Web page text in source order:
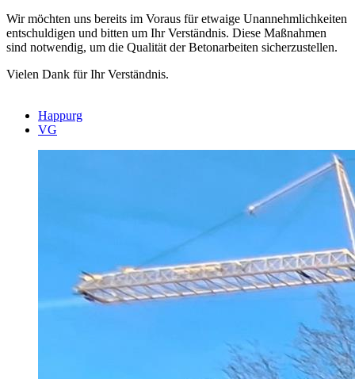
Wir möchten uns bereits im Voraus für etwaige Unannehmlichkeiten
entschuldigen und bitten um Ihr Verständnis. Diese Maßnahmen
sind notwendig, um die Qualität der Betonarbeiten sicherzustellen.
Vielen Dank für Ihr Verständnis.
Happurg
VG